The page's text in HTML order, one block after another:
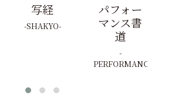
写経
SHAKYO
パフォー
マンス書
道
PERFORMANCE